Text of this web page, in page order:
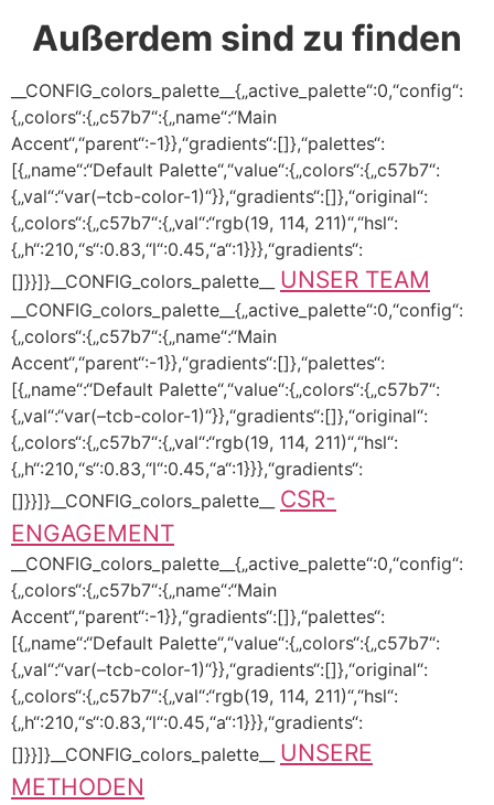
Außerdem sind zu finden
__CONFIG_colors_palette__{„active_palette“:0,“config“:
{„colors“:{„c57b7“:{„name“:“Main
Accent“,“parent“:-1}},“gradients“:[]},“palettes“:
[{„name“:“Default Palette“,“value“:{„colors“:{„c57b7“:
{„val“:“var(–tcb-color-1)“}},“gradients“:[]},“original“:
{„colors“:{„c57b7“:{„val“:“rgb(19, 114, 211)“,“hsl“:
{„h“:210,“s“:0.83,“l“:0.45,“a“:1}}},“gradients“:
[]}}]}__CONFIG_colors_palette__ UNSER TEAM
__CONFIG_colors_palette__{„active_palette“:0,“config“:
{„colors“:{„c57b7“:{„name“:“Main
Accent“,“parent“:-1}},“gradients“:[]},“palettes“:
[{„name“:“Default Palette“,“value“:{„colors“:{„c57b7“:
{„val“:“var(–tcb-color-1)“}},“gradients“:[]},“original“:
{„colors“:{„c57b7“:{„val“:“rgb(19, 114, 211)“,“hsl“:
{„h“:210,“s“:0.83,“l“:0.45,“a“:1}}},“gradients“:
[]}}]}__CONFIG_colors_palette__ CSR-
ENGAGEMENT
__CONFIG_colors_palette__{„active_palette“:0,“config“:
{„colors“:{„c57b7“:{„name“:“Main
Accent“,“parent“:-1}},“gradients“:[]},“palettes“:
[{„name“:“Default Palette“,“value“:{„colors“:{„c57b7“:
{„val“:“var(–tcb-color-1)“}},“gradients“:[]},“original“:
{„colors“:{„c57b7“:{„val“:“rgb(19, 114, 211)“,“hsl“:
{„h“:210,“s“:0.83,“l“:0.45,“a“:1}}},“gradients“:
[]}}]}__CONFIG_colors_palette__ UNSERE
METHODEN